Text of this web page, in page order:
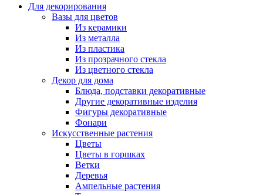
Для декорирования
Вазы для цветов
Из керамики
Из металла
Из пластика
Из прозрачного стекла
Из цветного стекла
Декор для дома
Блюда, подставки декоративные
Другие декоративные изделия
Фигуры декоративные
Фонари
Искусственные растения
Цветы
Цветы в горшках
Ветки
Деревья
Ампельные растения